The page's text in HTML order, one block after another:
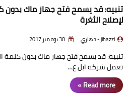
تنبيه: قد يسمح فتح جهاز ماك بدون
لإصلاح الثغرة
jihazzi - جهازي
تنبيه: قد يسمح فتح جهاز ماك بدون كلمة
تعمل شركة آبل ع…
Read more »